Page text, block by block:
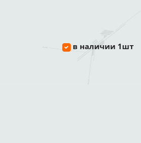
в наличии 1шт